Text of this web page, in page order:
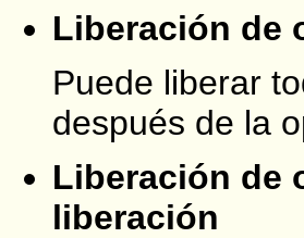
Liberación de
Puede liberar
después de la
Liberación de
liberación